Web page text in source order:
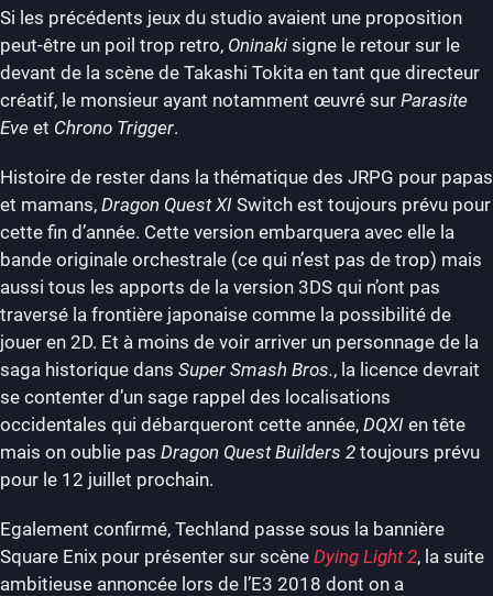
Si les précédents jeux du studio avaient une proposition
peut-être un poil trop retro, Oninaki signe le retour sur le
devant de la scène de Takashi Tokita en tant que directeur
créatif, le monsieur ayant notamment œuvré sur Parasite
Eve et Chrono Trigger.
Histoire de rester dans la thématique des JRPG pour papas
et mamans, Dragon Quest XI Switch est toujours prévu pour
cette fin d’année. Cette version embarquera avec elle la
bande originale orchestrale (ce qui n’est pas de trop) mais
aussi tous les apports de la version 3DS qui n’ont pas
traversé la frontière japonaise comme la possibilité de
jouer en 2D. Et à moins de voir arriver un personnage de la
saga historique dans Super Smash Bros., la licence devrait
se contenter d’un sage rappel des localisations
occidentales qui débarqueront cette année, DQXI en tête
mais on oublie pas Dragon Quest Builders 2 toujours prévu
pour le 12 juillet prochain.
Egalement confirmé, Techland passe sous la bannière
Square Enix pour présenter sur scène Dying Light 2, la suite
ambitieuse annoncée lors de l’E3 2018 dont on a